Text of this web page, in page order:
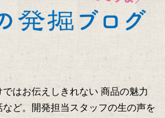
はお伝えしきれない 商品の魅力
ど。開発担当スタッフの生の声を